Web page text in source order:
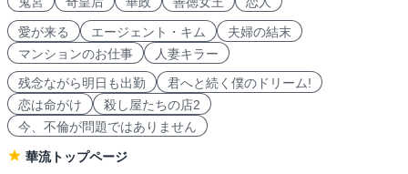
愛が来る エージェント・キム
夫婦の結末
マンションのお仕事
人妻キラー
残念ながら明日も出勤
君へと続く僕のドリーム!
恋は命がけ
殺し屋たちの店2
今、不倫が問題ではありません
華流トップページ